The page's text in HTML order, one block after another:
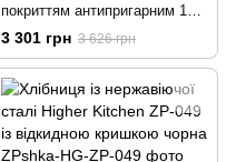
покриттям антипригарним 12
предметів Higher Kitchen HK-
316 в чорному кольорі
3 301 грн 3 626 грн